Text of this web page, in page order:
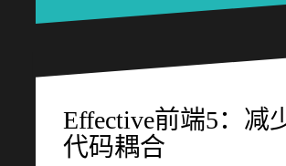
Effective前端5：减
代码耦合